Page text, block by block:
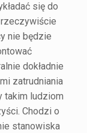
się do
nie będzie
dokładnie
zatrudniania
takim ludziom
Chodzi o
stanowiska